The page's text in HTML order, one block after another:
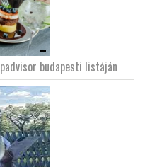
budapesti listáján